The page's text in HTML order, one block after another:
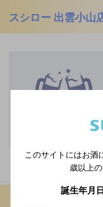
スシロー 出雲小山
このサイトにはお酒
歳以上
誕生年月